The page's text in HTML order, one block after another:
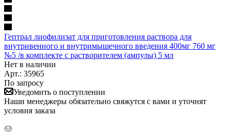
Гептрал лиофилизат для приготовления раствора для
внутривенного и внутримышечного введения 400мг 760 мг
№5 /в комплекте с растворителем (ампулы) 5 мл
Нет в наличии
Арт.: 35965
По запросу
Уведомить о поступлении
Наши менеджеры обязательно свяжутся с вами и уточнят
условия заказа